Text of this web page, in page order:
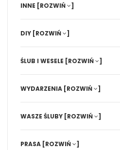
INNE [ROZWIŃ ]
DIY [ROZWIŃ ]
ŚLUB I WESELE [ROZWIŃ ]
WYDARZENIA [ROZWIŃ ]
WASZE ŚLUBY [ROZWIŃ ]
PRASA [ROZWIŃ ]